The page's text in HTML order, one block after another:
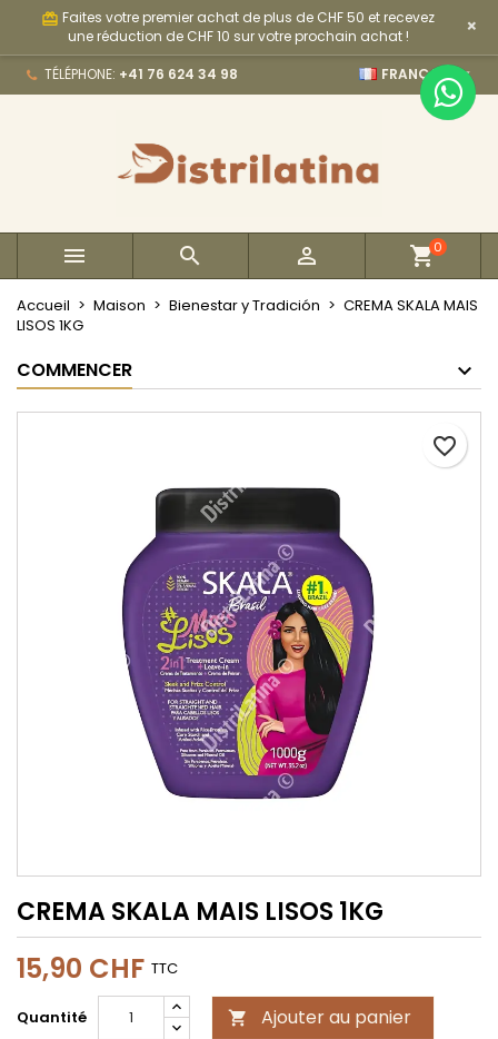
card_giftcard Faites votre premier achat de plus de CHF 50 et recevez
une réduction de CHF 10 sur votre prochain achat !
×
TÉLÉPHONE: +41 76 624 34 98 FRANÇAIS 
   0
Accueil Maison Bienestar y Tradición
CREMA SKALA MAIS
LISOS 1KG
COMMENCER
CREMA SKALA MAIS LISOS 1KG
15,90 CHF TTC
Quantité  Ajouter au panier
favorite_border
My wishlists ×
add_circle_outline Create new list
Créer une liste d'envies ×
Connexion ×
Vous devez être connecté pour ajouter des produits
Annuler Connexion